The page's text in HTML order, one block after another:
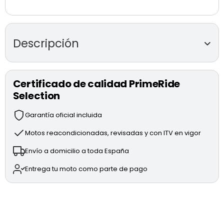
Descripción
Motor GRAN TURISMO V4 90º de 170CV y 1158cc.
Full LED.
2x 320mm discos de freno delanteros con bomba
radial Brembo Stylema.
Neumáticos Pirelli Scorpion Trail II.
DQS (cambio semiautomático).
Certificado de calidad PrimeRide
Selection
Garantía oficial incluida
Motos reacondicionadas, revisadas y con ITV en vigor
Envío a domicilio a toda España
Entrega tu moto como parte de pago